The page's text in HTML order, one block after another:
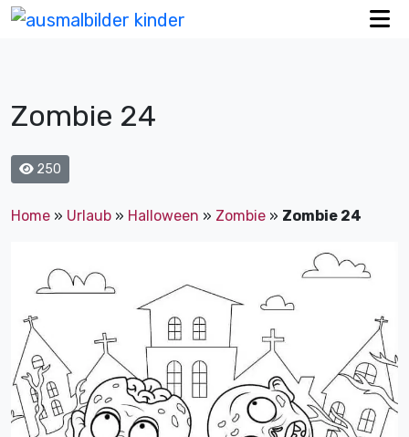
Zombie 24
250
Home » Urlaub » Halloween » Zombie » Zombie 24